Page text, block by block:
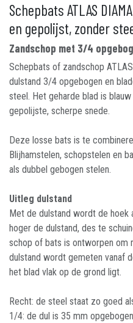
Schepbats ATLAS
en gepolijst, zonder
Zandschop met 3/4
Schepbats of zandschop
dulstand 3/4 opgebogen en
steel. Het geharde blad is
gepolijste, scherpe snede.
Deze losse bats is te
Blijhamstelen, schopstelen en
als dubbel gebogen stelen.
Uitleg dulstand
Met de dulstand wordt de hoek
hoger de dulstand, des te
schop of bats is ontworpen om
dulstand wordt gemeten vanaf
het blad vlak op de grond ligt.
Recht: de steel staat zo goed
1/4: de dul is 35 mm